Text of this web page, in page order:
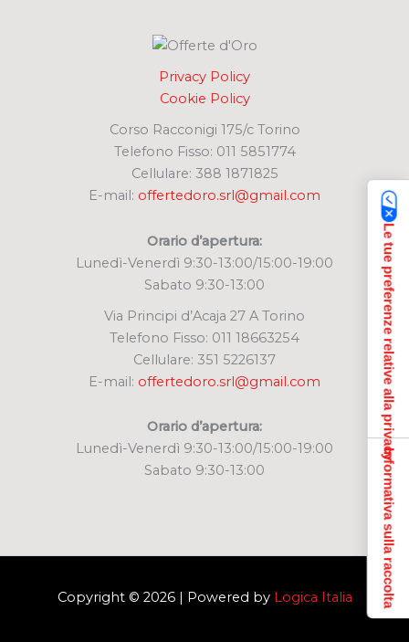
Privacy Policy
Cookie Policy
Corso Racconigi 175/c Torino
Telefono Fisso: 011 5851774
Cellulare: 388 1871825
E-mail: offertedoro.srl@gmail.com
Orario d’apertura:
Lunedì-Venerdì 9:30-13:00/15:00-19:00
Sabato 9:30-13:00
Via Principi d’Acaja 27 A Torino
Telefono Fisso: 011 18663254
Cellulare: 351 5226137
E-mail: offertedoro.srl@gmail.com
Orario d’apertura:
Lunedì-Venerdì 9:30-13:00/15:00-19:00
Sabato 9:30-13:00
Copyright © 2026 | Powered by Logica Italia
Le tue preferenze relative alla privacy
Informativa sulla raccolta